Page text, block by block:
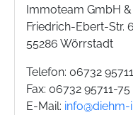
Immoteam GmbH &
Friedrich-Ebert-Str.
55286 Wörrstadt
Telefon: 06732
Fax: 06732 95711-75
E-Mail: